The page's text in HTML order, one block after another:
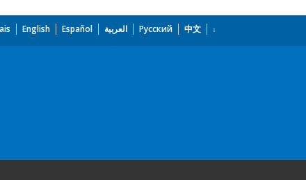
English Español العربية Русский 中文